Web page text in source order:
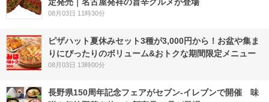
定発売｜名古屋発祥の旨辛グルメが登場
08月03日 11時30分
ピザハット夏休みセット3種が3,000円から！お盆や集ま
りにぴったりのボリューム&おトクな期間限定メニュー
08月03日 13時00分
長野県150周年記念フェアがセブン-イレブンで開催 味